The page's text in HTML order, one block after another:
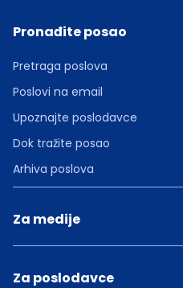
Pronađite posao
Pretraga poslova
Poslovi na email
Upoznajte poslodavce
Dok tražite posao
Arhiva poslova
Za medije
Za poslodavce